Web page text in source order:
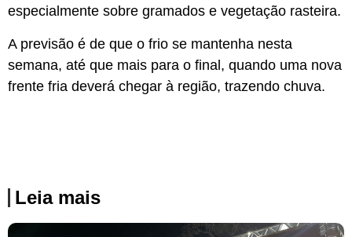
especialmente sobre gramados e vegetação rasteira.
A previsão é de que o frio se mantenha nesta
semana, até que mais para o final, quando uma nova
frente fria deverá chegar à região, trazendo chuva.
Leia mais